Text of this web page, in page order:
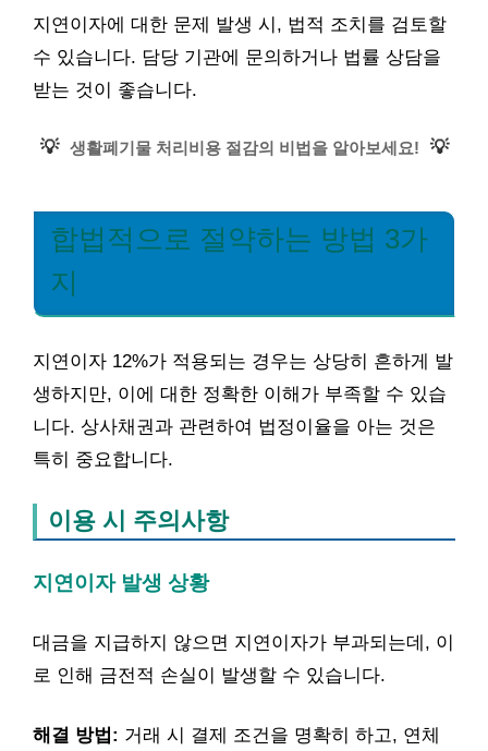
지연이자에 대한 문제 발생 시, 법적 조치를 검토할
수 있습니다. 담당 기관에 문의하거나 법률 상담을
받는 것이 좋습니다.
💡 생활폐기물 처리비용 절감의 비법을 알아보세요! 💡
합법적으로 절약하는 방법 3가
지
지연이자 12%가 적용되는 경우는 상당히 흔하게 발
생하지만, 이에 대한 정확한 이해가 부족할 수 있습
니다. 상사채권과 관련하여 법정이율을 아는 것은
특히 중요합니다.
이용 시 주의사항
지연이자 발생 상황
대금을 지급하지 않으면 지연이자가 부과되는데, 이
로 인해 금전적 손실이 발생할 수 있습니다.
해결 방법: 거래 시 결제 조건을 명확히 하고, 연체